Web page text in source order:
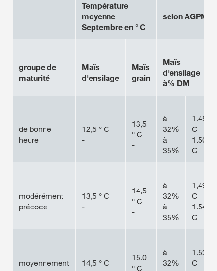
Température
moyenne
Septembre en ° C
selon AGPM,
groupe de
maturité
Maïs
d'ensilage
Maïs
grain
Maïs
d'ensilage
à% DM
de bonne
heure
12,5 ° C
-
13,5
° C
-
à
32%
à
35%
1.450 °
C
1.500 °
C
modérément
précoce
13,5 ° C
-
14,5
° C
-
à
32%
à
35%
1,490 °
C
1.540 °
C
moyennement
14,5 ° C
15.0
° C
à
32%
1.530 °
C